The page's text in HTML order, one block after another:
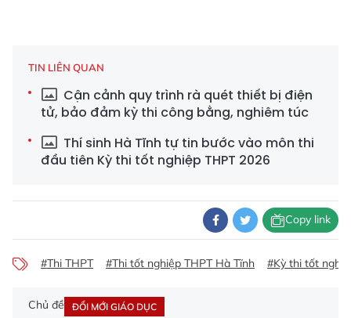
TIN LIÊN QUAN
Cận cảnh quy trình rà quét thiết bị điện
tử, bảo đảm kỳ thi công bằng, nghiêm túc
Thí sinh Hà Tĩnh tự tin bước vào môn thi
đầu tiên Kỳ thi tốt nghiệp THPT 2026
Copy link
#Thi THPT #Thi tốt nghiệp THPT Hà Tĩnh #Kỳ thi tốt
Chủ đề ĐỔI MỚI GIÁO DỤC